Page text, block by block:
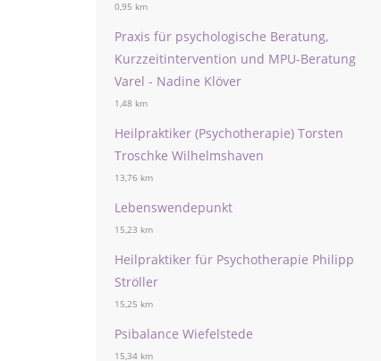
0,95 km
Praxis für psychologische Beratung,
Kurzzeitintervention und MPU-Beratung
Varel - Nadine Klöver
1,48 km
Heilpraktiker (Psychotherapie) Torsten
Troschke Wilhelmshaven
13,76 km
Lebenswendepunkt
15,23 km
Heilpraktiker für Psychotherapie Philipp
Ströller
15,25 km
Psibalance Wiefelstede
15,34 km